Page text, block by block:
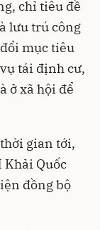
chỉ tiêu đề
lưu trú công
mục tiêu
tái định cư,
ở xã hội để
gian tới,
Khải Quốc
đồng bộ